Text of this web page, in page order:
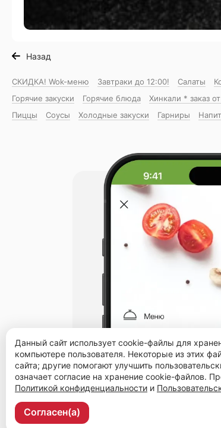
Назад
СКИДКА! Wok-меню Завтраки до 12:00! Салаты
Горячие закуски
Горячие блюда Хинкали * заказ
Пиццы
Соусы Холодные закуски Гарниры
Данный сайт использует cookie-файлы для
компьютере пользователя. Некоторые из этих
сайта; другие помогают улучшить
означает согласие на хранение cookie-файлов.
Политикой конфиденциальности и
Согласен(а)